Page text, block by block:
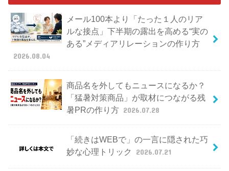
メール100本より「たった１人のリア
ルな接点」下半期の露出を高める“実の
ある”メディアリレーションの作り方
2026.08.04
商品名を外してもニュースになるか？
「猛暑対策商品」が取材につながる残
暑PRの作り方 2026.07.28
「続きはWEBで」の一言に隠された巧
妙な心理トリック
2026.07.21